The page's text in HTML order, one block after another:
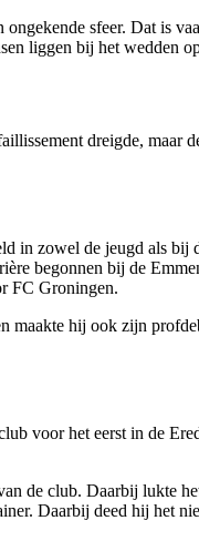
sfeer. Dat is
liggen bij het wedden
dreigde, maar
in zowel de jeugd als
begonnen bij de
FC Groningen.
maakte hij ook zijn
voor het eerst in de
de club. Daarbij lukte
Daarbij deed hij het